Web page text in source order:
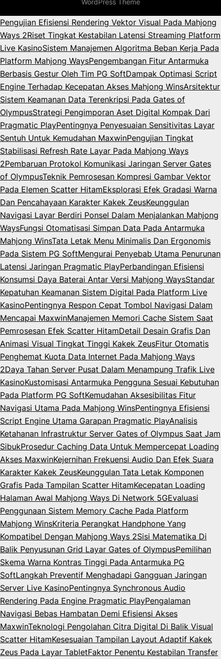
Pengujian Efisiensi Rendering Vektor Visual Pada Mahjong
Ways 2Riset Tingkat Kestabilan Latensi Streaming Platform
Live KasinoSistem Manajemen Algoritma Beban Kerja Pada
Platform Mahjong WaysPengembangan Fitur Antarmuka
Berbasis Gestur Oleh Tim PG SoftDampak Optimasi Script
Engine Terhadap Kecepatan Akses Mahjong WinsArsitektur
Sistem Keamanan Data Terenkripsi Pada Gates of
OlympusStrategi Pengimporan Aset Digital Kompak Dari
Pragmatic PlayPentingnya Penyesuaian Sensitivitas Layar
Sentuh Untuk Kemudahan MaxwinPengujian Tingkat
Stabilisasi Refresh Rate Layar Pada Mahjong Ways
2Pembaruan Protokol Komunikasi Jaringan Server Gates
of OlympusTeknik Pemrosesan Kompresi Gambar Vektor
Pada Elemen Scatter HitamEksplorasi Efek Gradasi Warna
Dan Pencahayaan Karakter Kakek ZeusKeunggulan
Navigasi Layar Berdiri Ponsel Dalam Menjalankan Mahjong
WaysFungsi Otomatisasi Simpan Data Pada Antarmuka
Mahjong WinsTata Letak Menu Minimalis Dan Ergonomis
Pada Sistem PG SoftMengurai Penyebab Utama Penurunan
Latensi Jaringan Pragmatic PlayPerbandingan Efisiensi
Konsumsi Daya Baterai Antar Versi Mahjong WaysStandar
Kepatuhan Keamanan Sistem Digital Pada Platform Live
KasinoPentingnya Respon Cepat Tombol Navigasi Dalam
Mencapai MaxwinManajemen Memori Cache Sistem Saat
Pemrosesan Efek Scatter HitamDetail Desain Grafis Dan
Animasi Visual Tingkat Tinggi Kakek ZeusFitur Otomatis
Penghemat Kuota Data Internet Pada Mahjong Ways
2Daya Tahan Server Pusat Dalam Menampung Trafik Live
KasinoKustomisasi Antarmuka Pengguna Sesuai Kebutuhan
Pada Platform PG SoftKemudahan Aksesibilitas Fitur
Navigasi Utama Pada Mahjong WinsPentingnya Efisiensi
Script Engine Utama Garapan Pragmatic PlayAnalisis
Ketahanan Infrastruktur Server Gates of Olympus Saat Jam
SibukProsedur Caching Data Untuk Mempercepat Loading
Akses MaxwinKejernihan Frekuensi Audio Dan Efek Suara
Karakter Kakek ZeusKeunggulan Tata Letak Komponen
Grafis Pada Tampilan Scatter HitamKecepatan Loading
Halaman Awal Mahjong Ways Di Network 5GEvaluasi
Penggunaan Sistem Memory Cache Pada Platform
Mahjong WinsKriteria Perangkat Handphone Yang
Kompatibel Dengan Mahjong Ways 2Sisi Matematika Di
Balik Penyusunan Grid Layar Gates of OlympusPemilihan
Skema Warna Kontras Tinggi Pada Antarmuka PG
SoftLangkah Preventif Menghadapi Gangguan Jaringan
Server Live KasinoPentingnya Synchronous Audio
Rendering Pada Engine Pragmatic PlayPengalaman
Navigasi Bebas Hambatan Demi Efisiensi Akses
MaxwinTeknologi Pengolahan Citra Digital Di Balik Visual
Scatter HitamKesesuaian Tampilan Layout Adaptif Kakek
Zeus Pada Layar TabletFaktor Penentu Kestabilan Transfer